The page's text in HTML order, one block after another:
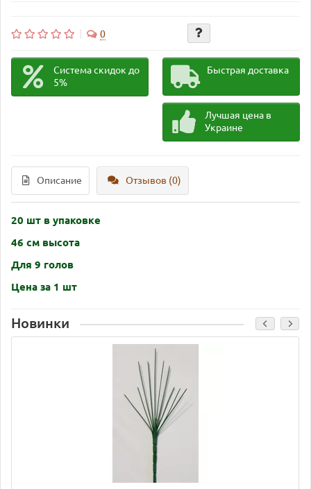
0
Система скидок до
5%
Быстрая доставка
Лучшая цена в
Украине
Описание Отзывов (0)
20 шт в упаковке
46 см высота
Для 9 голов
Цена за 1 шт
Новинки